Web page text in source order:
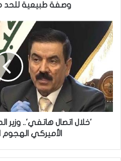
وصفة طبيعية للحد
'خلال
اتصال
هاتفي'..
وزير
يستنكر
مع
نظيره
الأميركي
الهجوم'خلال اتصال هاتفي'.. وزير
الأميركي الهجوم